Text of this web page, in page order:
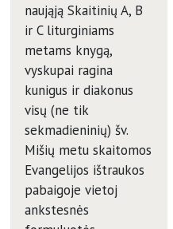
naująją Skaitinių A, B
ir C liturginiams
metams knygą,
vyskupai ragina
kunigus ir diakonus
visų (ne tik
sekmadieninių) šv.
Mišių metu skaitomos
Evangelijos ištraukos
pabaigoje vietoj
ankstesnės